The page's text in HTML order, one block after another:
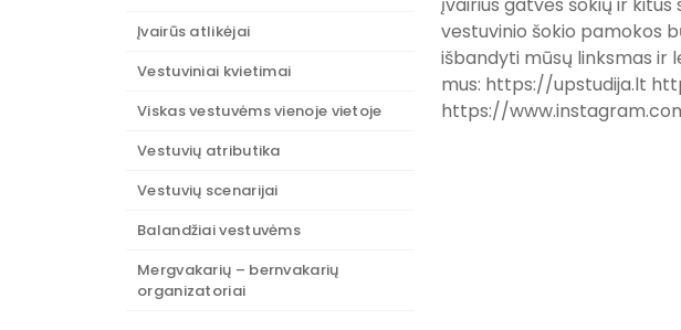
Įvairūs atlikėjai
Vestuviniai kvietimai
Viskas vestuvėms vienoje vietoje
Vestuvių atributika
Vestuvių scenarijai
Balandžiai vestuvėms
Mergvakarių – bernvakarių
organizatoriai
įvairius gatvės šokių ir
vestuvinio šokio pamokos
išbandyti mūsų linksmas ir
mus: https://upstudija.lt
https://